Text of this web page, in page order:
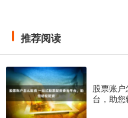
推荐阅读
股票账
台，助